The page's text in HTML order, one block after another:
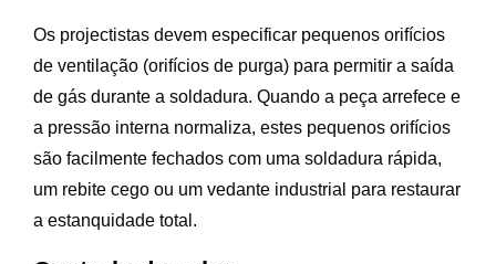
Os projectistas devem especificar pequenos orifícios
de ventilação (orifícios de purga) para permitir a saída
de gás durante a soldadura. Quando a peça arrefece e
a pressão interna normaliza, estes pequenos orifícios
são facilmente fechados com uma soldadura rápida,
um rebite cego ou um vedante industrial para restaurar
a estanquidade total.